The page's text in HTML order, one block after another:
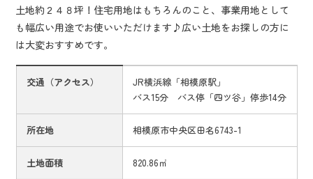
土地約２４８坪！住宅用地はもちろんのこと、事業用地として
も幅広い用途でお使いいただけます♪広い土地をお探しの方に
は大変おすすめです。
交通（アクセス）
JR横浜線「相模原駅」
バス15分 バス停「四ツ谷」停歩14分
所在地 相模原市中央区田名6743-1
土地面積 820.86㎡